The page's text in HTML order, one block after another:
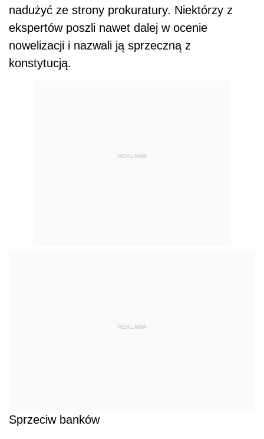
nadużyć ze strony prokuratury. Niektórzy z
ekspertów poszli nawet dalej w ocenie
nowelizacji i nazwali ją sprzeczną z
konstytucją.
REKLAMA
REKLAMA
Sprzeciw banków